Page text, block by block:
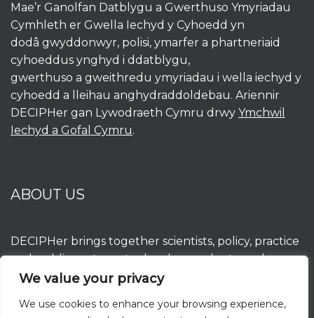
We value your privacy
We use cookies to enhance your browsing experience,
Mae’r Ganolfan Datblygu a Gwerthuso Ymyriadau
Cymhleth er Gwella Iechyd y Cyhoedd yn
dodâ gwyddonwyr, polisi, ymarfer a phartneriaid
cyhoeddus ynghyd i ddatblygu,
gwerthuso a gweithredu ymyriadau i wella iechyd y
cyhoedd a lleihau anghydraddoldebau. Ariennir
DECIPHer gan Lywodraeth Cymru drwy Ymchwil
Iechyd a Gofal Cymru.
ABOUT US
DECIPHer brings together scientists, policy, practice
and public partners to develop, evaluate and
implement interventions to improve population
by the Welsh Government throughHealth and